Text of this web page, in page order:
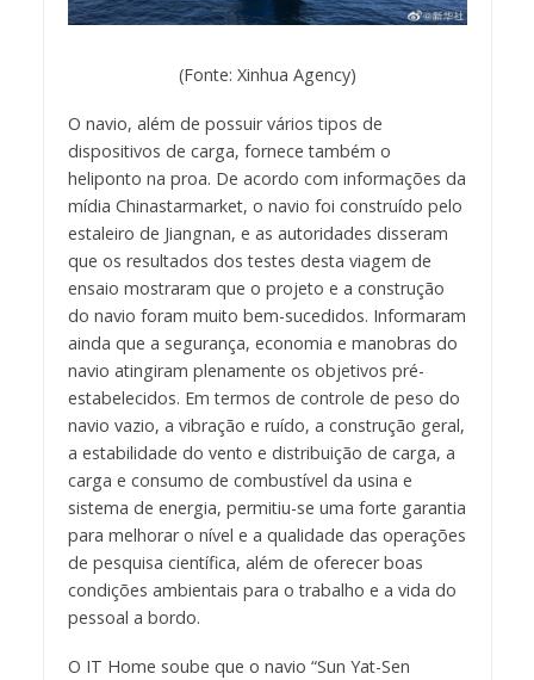
(Fonte: Xinhua Agency)
O navio, além de possuir vários tipos de
dispositivos de carga, fornece também o
heliponto na proa. De acordo com informações da
mídia Chinastarmarket, o navio foi construído pelo
estaleiro de Jiangnan, e as autoridades disseram
que os resultados dos testes desta viagem de
ensaio mostraram que o projeto e a construção
do navio foram muito bem-sucedidos. Informaram
ainda que a segurança, economia e manobras do
navio atingiram plenamente os objetivos pré-
estabelecidos. Em termos de controle de peso do
navio vazio, a vibração e ruído, a construção geral,
a estabilidade do vento e distribuição de carga, a
carga e consumo de combustível da usina e
sistema de energia, permitiu-se uma forte garantia
para melhorar o nível e a qualidade das operações
de pesquisa científica, além de oferecer boas
condições ambientais para o trabalho e a vida do
pessoal a bordo.
O IT Home soube que o navio “Sun Yat-Sen